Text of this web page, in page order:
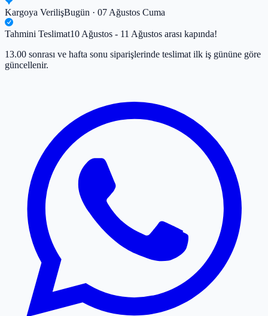
Kargoya VerilişBugün · 07 Ağustos Cuma
Tahmini Teslimat10 Ağustos - 11 Ağustos arası kapında!
13.00 sonrası ve hafta sonu siparişlerinde teslimat ilk iş gününe göre
güncellenir.